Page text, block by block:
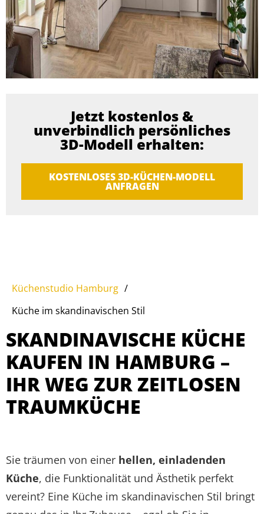
Jetzt kostenlos &
unverbindlich persönliches
3D-Modell erhalten:
KOSTENLOSES 3D-KÜCHEN-MODELL
ANFRAGEN
Küchenstudio Hamburg /
Küche im skandinavischen Stil
SKANDINAVISCHE KÜCHE
KAUFEN IN HAMBURG –
IHR WEG ZUR ZEITLOSEN
TRAUMKÜCHE
Sie träumen von einer hellen, einladenden
Küche, die Funktionalität und Ästhetik perfekt
vereint? Eine Küche im skandinavischen Stil bringt